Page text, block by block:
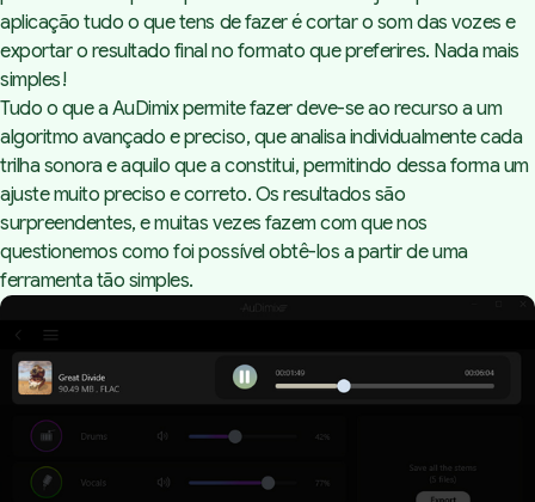
aplicação tudo o que tens de fazer é cortar o som das vozes e
exportar o resultado final no formato que preferires. Nada mais
simples!
Tudo o que aAuDimixpermite fazer deve-se ao recurso a um
algoritmo avançado e preciso, que analisa individualmente cada
trilha sonora e aquilo que a constitui, permitindo dessa forma um
ajuste muito preciso e correto. Os resultados são
surpreendentes, e muitas vezes fazem com que nos
questionemos como foi possível obtê-los a partir de uma
ferramenta tão simples.